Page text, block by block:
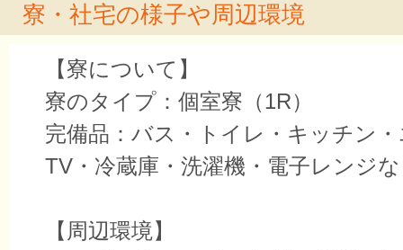
寮・社宅の様子や周辺環境
【寮について】
寮のタイプ：個室寮（1R）
完備品：バス・トイレ・キッチン
TV・冷蔵庫・洗濯機・電子レンジ
【周辺環境】